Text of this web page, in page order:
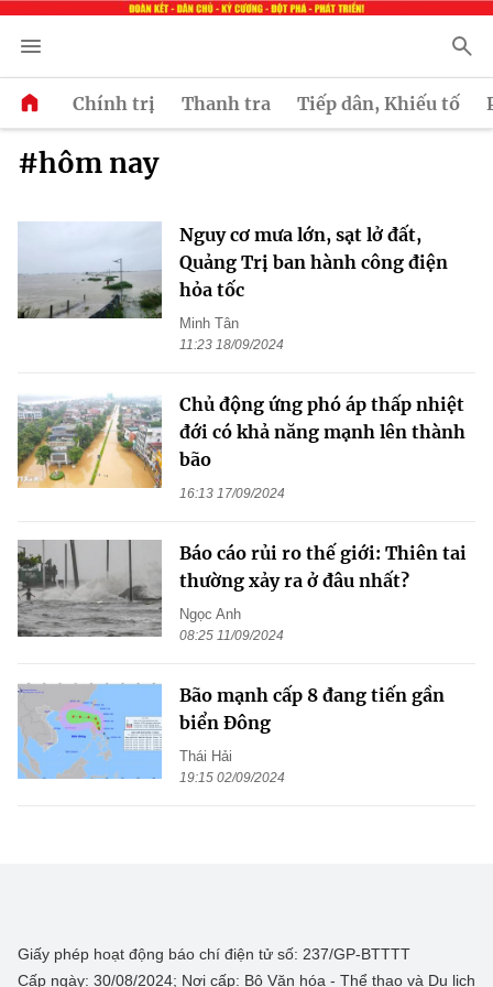
Chính trị Thanh tra Tiếp dân, Khiếu tố
#hôm nay
Nguy cơ mưa lớn, sạt lở đất,
Quảng Trị ban hành công điện
hỏa tốc
Minh Tân
11:23 18/09/2024
Chủ động ứng phó áp thấp nhiệt
đới có khả năng mạnh lên thành
bão
16:13 17/09/2024
Báo cáo rủi ro thế giới: Thiên tai
thường xảy ra ở đâu nhất?
Ngọc Anh
08:25 11/09/2024
Bão mạnh cấp 8 đang tiến gần
biển Đông
Thái Hải
19:15 02/09/2024
Giấy phép hoạt động báo chí điện tử số: 237/GP-BTTTT
Cấp ngày: 30/08/2024; Nơi cấp: Bộ Văn hóa - Thể thao và Du lịch